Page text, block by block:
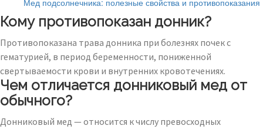
Мед подсолнечника: полезные свойства и противопоказания
Кому противопоказан донник?
Противопоказана трава донника при болезнях почек с
гематурией, в период беременности, пониженной
свертываемости крови и внутренних кровотечениях.
Чем отличается донниковый мед от
обычного?
Донниковый мед — относится к числу превосходных